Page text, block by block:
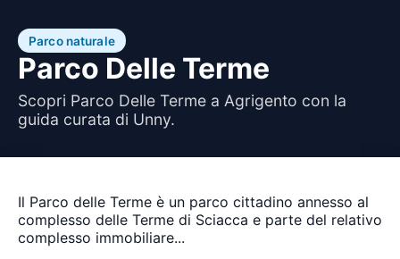
Parco naturale
Parco Delle Terme
Scopri Parco Delle Terme a Agrigento con la
guida curata di Unny.
Il Parco delle Terme è un parco cittadino annesso al
complesso delle Terme di Sciacca e parte del relativo
complesso immobiliare...